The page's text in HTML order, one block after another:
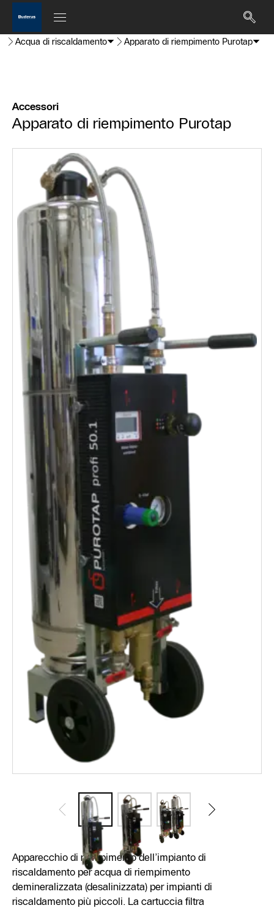
Acqua di riscaldamento Apparato di riempimento Purotap
Accessori
Apparato di riempimento Purotap
Apparecchio di riempimento dell’impianto di
riscaldamento per acqua di riempimento
demineralizzata (desalinizzata) per impianti di
riscaldamento più piccoli. La cartuccia filtra